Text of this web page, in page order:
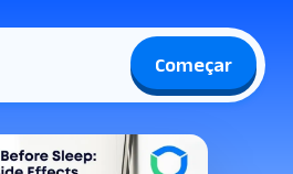
Começar